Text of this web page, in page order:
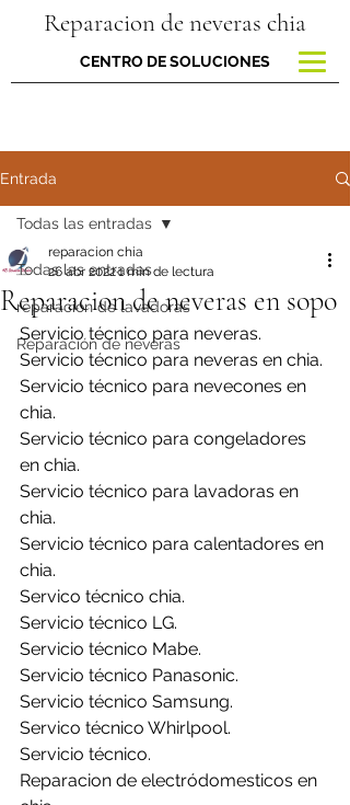
Reparacion de neveras chia
CENTRO DE SOLUCIONES
Entrada
Todas las entradas
reparacion de lavadoras
Reparación de neveras
Todas las entradas
Reparacion de neveras en sopo
reparacion chia
26 abr 20221 min de lectura
Servicio técnico para neveras.
Servicio técnico para neveras en chia.
Servicio técnico para nevecones en
chia.
Servicio técnico para congeladores
en chia.
Servicio técnico para lavadoras en
chia.
Servicio técnico para calentadores en
chia.
Servico técnico chia.
Servicio técnico LG.
Servicio técnico Mabe.
Servicio técnico Panasonic.
Servicio técnico Samsung.
Servico técnico Whirlpool.
Servicio técnico.
Reparacion de electródomesticos en